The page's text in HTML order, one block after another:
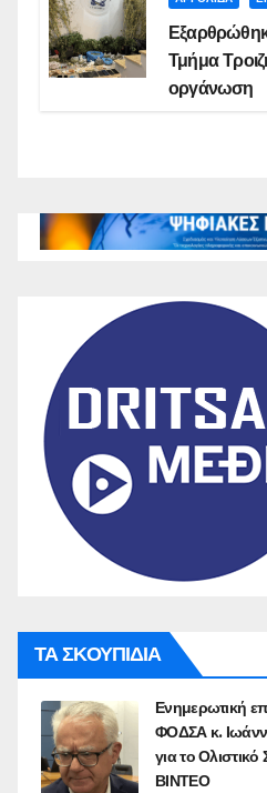
Τμήμα
οργάνωση
ΤΑ ΣΚΟΥΠΙΔΙΑ
Ενημερωτική
ΦΟΔΣΑ κ.
για το
ΒΙΝΤΕΟ